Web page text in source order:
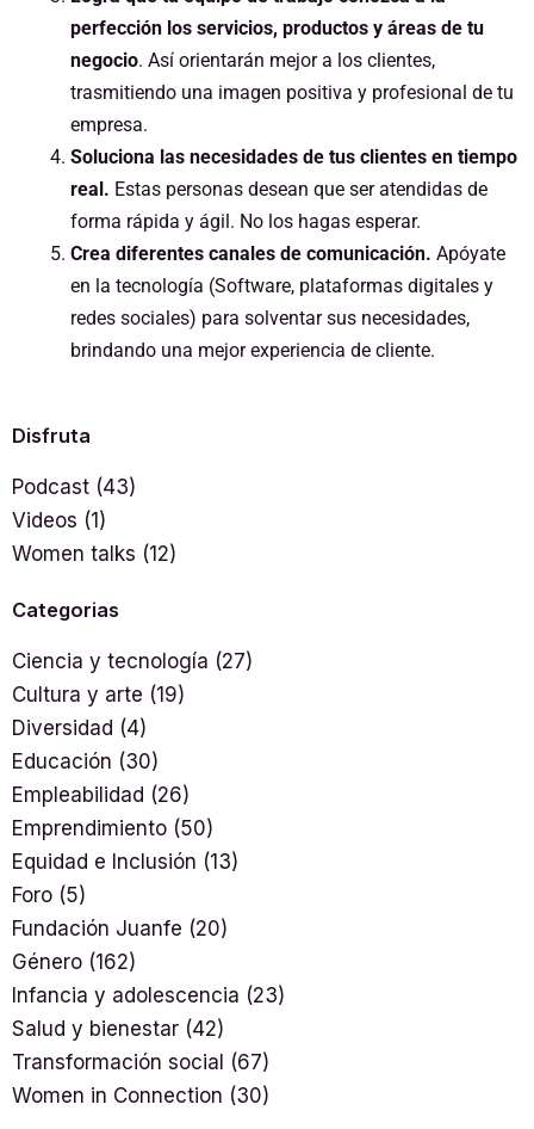
perfección los servicios, productos y áreas de tu
negocio. Así orientarán mejor a los clientes,
trasmitiendo una imagen positiva y profesional de tu
empresa.
Soluciona las necesidades de tus clientes en tiempo
real. Estas personas desean que ser atendidas de
forma rápida y ágil. No los hagas esperar.
Crea diferentes canales de comunicación. Apóyate
en la tecnología (Software, plataformas digitales y
redes sociales) para solventar sus necesidades,
brindando una mejor experiencia de cliente.
Disfruta
Podcast (43)
Videos (1)
Women talks (12)
Categorias
Ciencia y tecnología (27)
Cultura y arte (19)
Diversidad (4)
Educación (30)
Empleabilidad (26)
Emprendimiento (50)
Equidad e Inclusión (13)
Foro (5)
Fundación Juanfe (20)
Género (162)
Infancia y adolescencia (23)
Salud y bienestar (42)
Transformación social (67)
Women in Connection (30)